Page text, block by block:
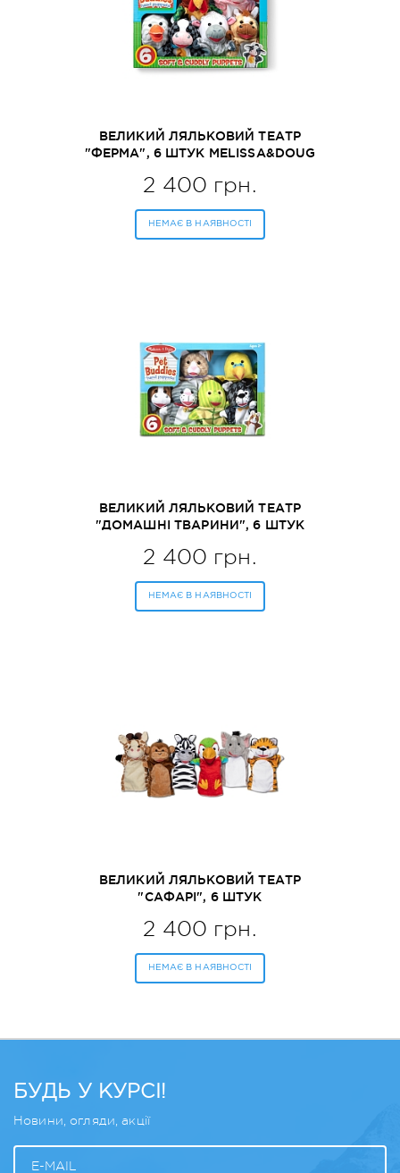
ВЕЛИКИЙ ЛЯЛЬКОВИЙ ТЕАТР
"ФЕРМА", 6 ШТУК MELISSA&DOUG
2 400 грн.
НЕМАЄ В НАЯВНОСТІ
ВЕЛИКИЙ ЛЯЛЬКОВИЙ ТЕАТР
"ДОМАШНІ ТВАРИНИ", 6 ШТУК
2 400 грн.
НЕМАЄ В НАЯВНОСТІ
ВЕЛИКИЙ ЛЯЛЬКОВИЙ ТЕАТР
"САФАРІ", 6 ШТУК
2 400 грн.
НЕМАЄ В НАЯВНОСТІ
БУДЬ У КУРСІ!
Новини, огляди, акції